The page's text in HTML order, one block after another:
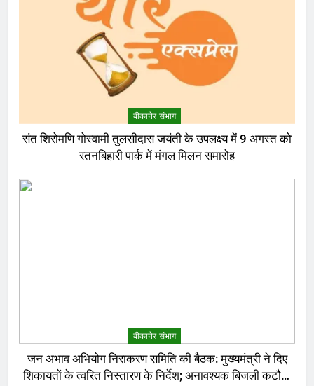
बीकानेर संभाग
संत शिरोमणि गोस्वामी तुलसीदास जयंती के उपलक्ष्य में 9 अगस्त को
रतनबिहारी पार्क में मंगल मिलन समारोह
बीकानेर संभाग
जन अभाव अभियोग निराकरण समिति की बैठक: मुख्यमंत्री ने दिए
शिकायतों के त्वरित निस्तारण के निर्देश; अनावश्यक बिजली कटौती